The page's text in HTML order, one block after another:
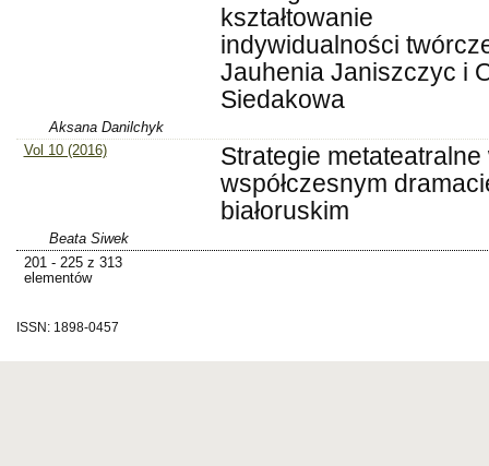
kształtowanie
indywidualności
Jauhenia Janiszczyc i
Siedakowa
Aksana Danilchyk
Vol 10 (2016)
Strategie metateatralne
współczesnym
białoruskim
Beata Siwek
201 - 225 z 313
elementów
ISSN: 1898-0457